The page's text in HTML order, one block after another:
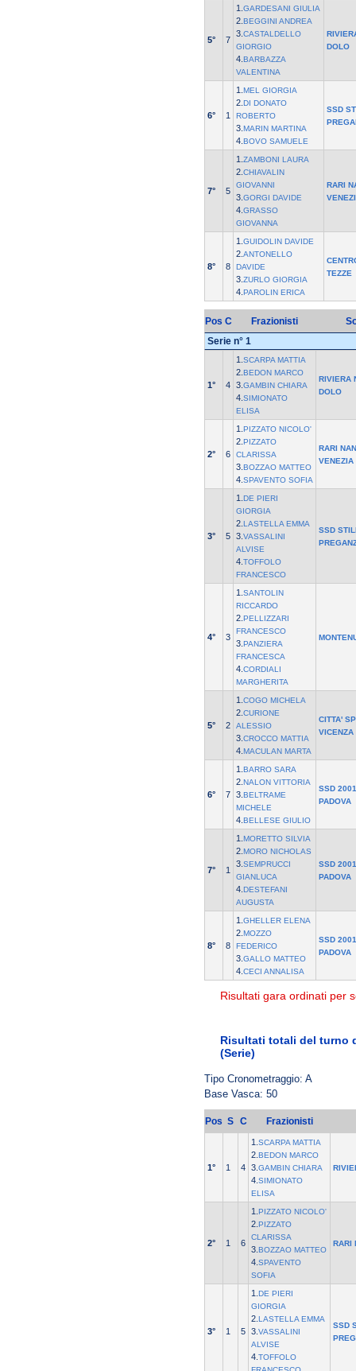
5° 7
1. GARDESANI GIULIA
2. BEGGINI ANDREA
3. CASTALDELLO
GIORGIO
4. BARBAZZA
VALENTINA
DOLO
6° 1
1. MEL GIORGIA
2. DI DONATO
ROBERTO
3. MARIN MARTINA
4. BOVO SAMUELE
SSD
7° 5
1. ZAMBONI LAURA
2. CHIAVALIN
GIOVANNI
3. GORGI DAVIDE
4. GRASSO
GIOVANNA
RARI
8° 8
1. GUIDOLIN DAVIDE
2. ANTONELLO
DAVIDE
3. ZURLO GIORGIA
4. PAROLIN ERICA
TEZZE
Pos C Frazionisti
Serie n° 1
1° 4
1. SCARPA MATTIA
2. BEDON MARCO
3. GAMBIN CHIARA
4. SIMIONATO
ELISA
RIVIERA
DOLO
2° 6
1. PIZZATO NICOLO'
2. PIZZATO
CLARISSA
3. BOZZAO MATTEO
4. SPAVENTO SOFIA
RARI
VENEZIA
3° 5
1. DE PIERI
GIORGIA
2. LASTELLA EMMA
3. VASSALINI
ALVISE
4. TOFFOLO
FRANCESCO
SSD
4° 3
1. SANTOLIN
RICCARDO
2. PELLIZZARI
FRANCESCO
3. PANZIERA
FRANCESCA
4. CORDIALI
MARGHERITA
5° 2
1. COGO MICHELA
2. CURIONE
ALESSIO
3. CROCCO MATTIA
4. MACULAN MARTA
CITTA'
VICENZA
6° 7
1. BARRO SARA
2. NALON VITTORIA
3. BELTRAME
MICHELE
4. BELLESE GIULIO
SSD
PADOVA
7° 1
1. MORETTO SILVIA
2. MORO NICHOLAS
3. SEMPRUCCI
GIANLUCA
4. DESTEFANI
AUGUSTA
SSD
PADOVA
8° 8
1. GHELLER ELENA
2. MOZZO
FEDERICO
3. GALLO MATTEO
4. CECI ANNALISA
SSD
PADOVA
Risultati gara ordinati per
Risultati totali del turno
(Serie)
Tipo Cronometraggio: A
Base Vasca: 50
Pos S C Frazionisti
1° 1 4
1. SCARPA MATTIA
2. BEDON MARCO
3. GAMBIN CHIARA
4. SIMIONATO
ELISA
2° 1 6
1. PIZZATO NICOLO'
2. PIZZATO
CLARISSA
3. BOZZAO MATTEO
4. SPAVENTO
SOFIA
RARI
3° 1 5
1. DE PIERI
GIORGIA
2. LASTELLA EMMA
3. VASSALINI
ALVISE
4. TOFFOLO
SSD